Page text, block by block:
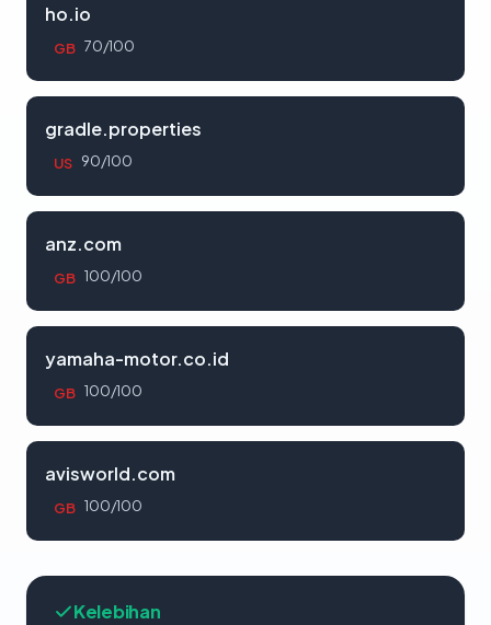
ho.io
GB 70/100
gradle.properties
US 90/100
anz.com
GB 100/100
yamaha-motor.co.id
GB 100/100
avisworld.com
GB 100/100
Kelebihan